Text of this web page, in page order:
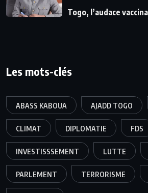
Togo, l’audace
Les mots-clés
ABASS KABOUA AJADD TOGO
CLIMAT DIPLOMATIE FDS
INVESTISSSEMENT LUTTE
PARLEMENT TERRORISME